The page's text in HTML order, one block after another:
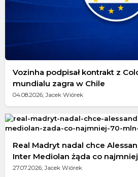
Vozinha podpisał kontrakt z
mundialu zagra w Chile
04.08.2026; Jacek Wiórek
Real Madryt nadal chce
Inter Mediolan żąda co
27.07.2026; Jacek Wiórek